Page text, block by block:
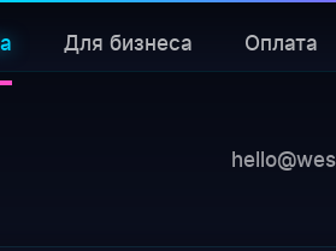
Для бизнеса Оплата